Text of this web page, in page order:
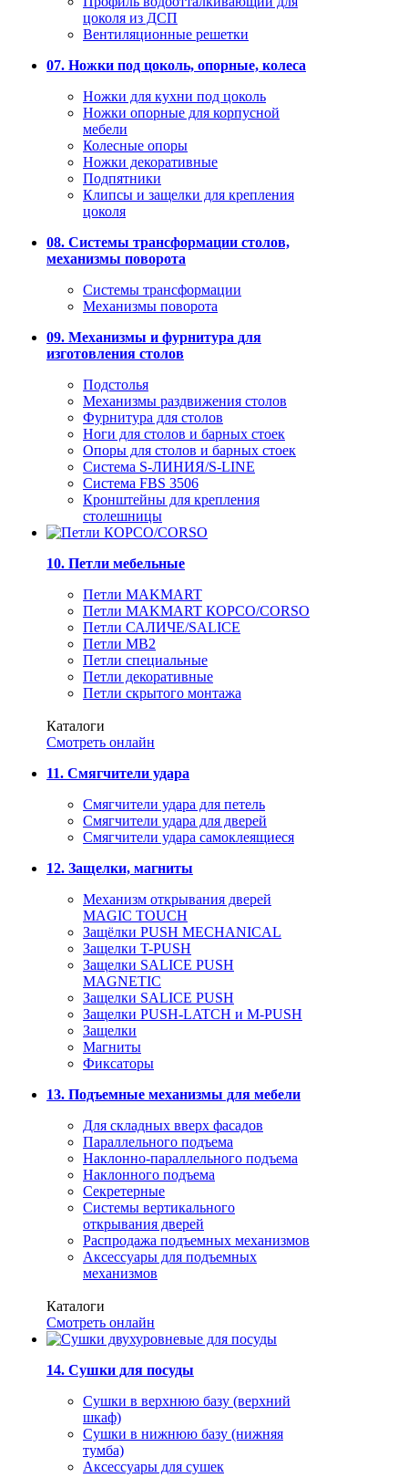
цоколя из ДСП
Вентиляционные решетки
07. Ножки под цоколь, опорные, колеса
Ножки для кухни под цоколь
Ножки опорные для корпусной
мебели
Колесные опоры
Ножки декоративные
Подпятники
Клипсы и защелки для крепления
цоколя
08. Системы трансформации столов,
механизмы поворота
Системы трансформации
Механизмы поворота
09. Механизмы и фурнитура для
изготовления столов
Подстолья
Механизмы раздвижения столов
Фурнитура для столов
Ноги для столов и барных стоек
Опоры для столов и барных стоек
Система S-ЛИНИЯ/S-LINE
Система FBS 3506
Кронштейны для крепления
столешницы
10. Петли мебельные
Петли MAKMART
Петли MAKMART КОРСО/CORSO
Петли САЛИЧЕ/SALICE
Петли MB2
Петли специальные
Петли декоративные
Петли скрытого монтажа
Каталоги
Смотреть онлайн
11. Смягчители удара
Смягчители удара для петель
Смягчители удара для дверей
Cмягчители удара самоклеящиеся
12. Защелки, магниты
Механизм открывания дверей
MAGIC TOUCH
Защёлки PUSH MECHANICAL
Защелки T-PUSH
Защелки SALICE PUSH
MAGNETIC
Защелки SALICE PUSH
Защелки PUSH-LATCH и M-PUSH
Защелки
Магниты
Фиксаторы
13. Подъемные механизмы для мебели
Для складных вверх фасадов
Параллельного подъема
Наклонно-параллельного подъема
Наклонного подъема
Секретерные
Системы вертикального
открывания дверей
Распродажа подъемных механизмов
Аксессуары для подъемных
механизмов
Каталоги
Смотреть онлайн
14. Сушки для посуды
Сушки в верхнюю базу (верхний
шкаф)
Сушки в нижнюю базу (нижняя
тумба)
Аксессуары для сушек